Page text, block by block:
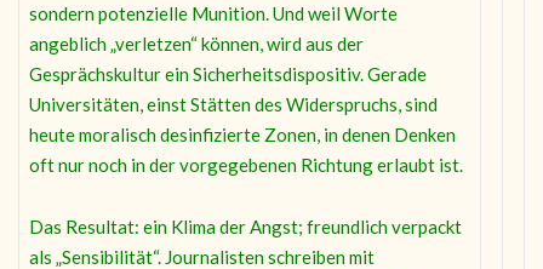
sondern potenzielle Munition. Und weil Worte
angeblich „verletzen“ können, wird aus der
Gesprächskultur ein Sicherheitsdispositiv. Gerade
Universitäten, einst Stätten des Widerspruchs, sind
heute moralisch desinfizierte Zonen, in denen Denken
oft nur noch in der vorgegebenen Richtung erlaubt ist.
Das Resultat: ein Klima der Angst; freundlich verpackt
als „Sensibilität“. Journalisten schreiben mit